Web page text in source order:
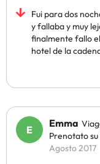
Fui para dos
y fallaba y muy
finalmente fallo
hotel de la
Emma
Prenotato
Agosto 2017